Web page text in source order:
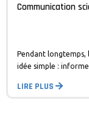
Communication
Pendant longtemps,
idée simple :
LIRE PLUS